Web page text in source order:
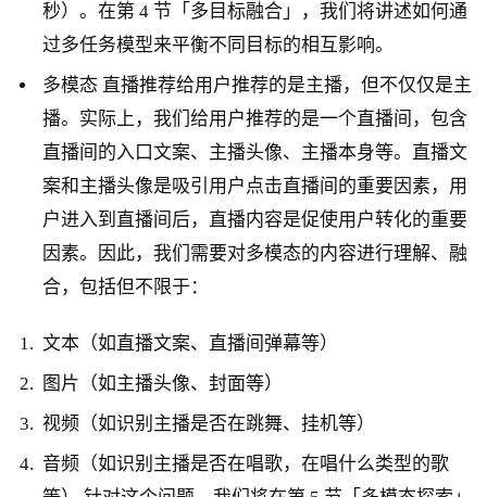
秒）。在第 4 节「多目标融合」，我们将讲述如何通
过多任务模型来平衡不同目标的相互影响。
多模态 直播推荐给用户推荐的是主播，但不仅仅是主
播。实际上，我们给用户推荐的是一个直播间，包含
直播间的入口文案、主播头像、主播本身等。直播文
案和主播头像是吸引用户点击直播间的重要因素，用
户进入到直播间后，直播内容是促使用户转化的重要
因素。因此，我们需要对多模态的内容进行理解、融
合，包括但不限于：
文本（如直播文案、直播间弹幕等）
图片（如主播头像、封面等）
视频（如识别主播是否在跳舞、挂机等）
音频（如识别主播是否在唱歌，在唱什么类型的歌